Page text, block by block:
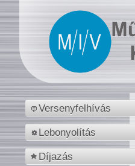
Versenyfelhívás
Lebonyolítás
Díjazás